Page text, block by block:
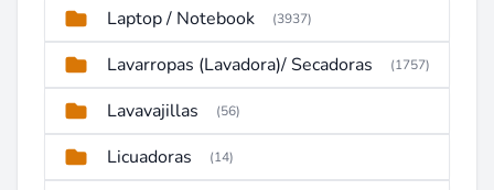
Laptop / Notebook (3937)
Lavarropas (Lavadora)/ Secadoras (1757)
Lavavajillas (56)
Licuadoras (14)